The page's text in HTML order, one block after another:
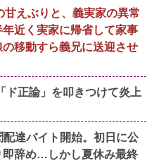
えぶりと、義実家の異常
近く実家に帰省して家事
移動すら義兄に送迎させ
ド正論」を叩きつけて炎上
達バイト開始。初日に公
即辞め…しかし夏休み最終